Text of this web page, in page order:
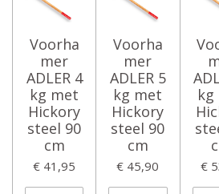
Voorha
mer
ADLER 4
kg met
Hickory
steel 90
cm
€ 41,95
Voorha
mer
ADLER 5
kg met
Hickory
steel 90
cm
€ 45,90
kg
€